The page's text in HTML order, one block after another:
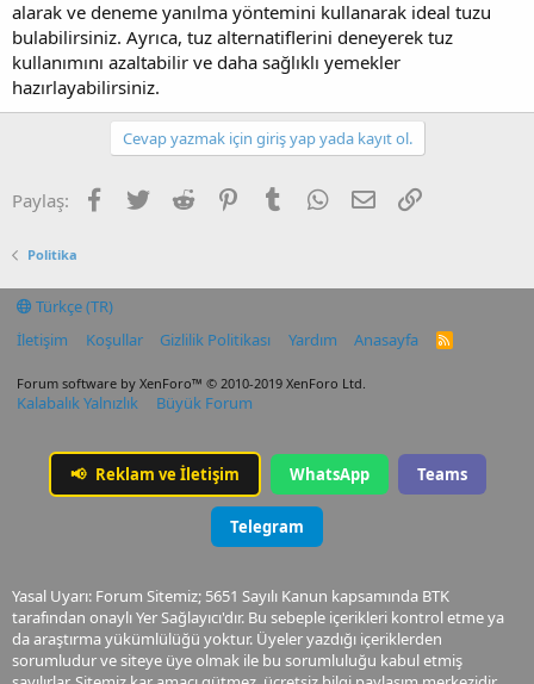
alarak ve deneme yanılma yöntemini kullanarak ideal tuzu
bulabilirsiniz. Ayrıca, tuz alternatiflerini deneyerek tuz
kullanımını azaltabilir ve daha sağlıklı yemekler
hazırlayabilirsiniz.
Cevap yazmak için giriş yap yada kayıt ol.
Paylaş: Facebook
TwitterReddit PinterestTumblrWhatsApp
E-postaLink
Politika
Türkçe (TR)
İletişim
Koşullar Gizlilik Politikası Yardım Anasayfa
R
Forum software by XenForo™ © 2010-2019 XenForo Ltd.
Kalabalık Yalnızlık Büyük Forum
📢 Reklam ve İletişim WhatsApp Teams
Telegram
Yasal Uyarı: Forum Sitemiz; 5651 Sayılı Kanun kapsamında BTK
tarafından onaylı Yer Sağlayıcı'dır. Bu sebeple içerikleri kontrol etme ya
da araştırma yükümlülüğü yoktur. Üyeler yazdığı içeriklerden
sorumludur ve siteye üye olmak ile bu sorumluluğu kabul etmiş